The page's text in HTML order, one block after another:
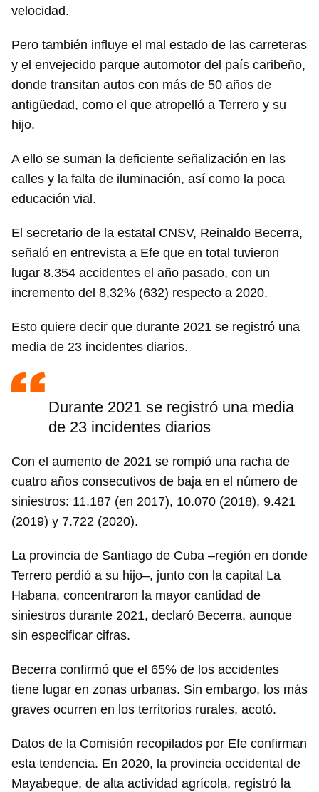
velocidad.
Pero también influye el mal estado de las carreteras
y el envejecido parque automotor del país caribeño,
donde transitan autos con más de 50 años de
antigüedad, como el que atropelló a Terrero y su
hijo.
A ello se suman la deficiente señalización en las
calles y la falta de iluminación, así como la poca
educación vial.
El secretario de la estatal CNSV, Reinaldo Becerra,
señaló en entrevista a Efe que en total tuvieron
lugar 8.354 accidentes el año pasado, con un
incremento del 8,32% (632) respecto a 2020.
Esto quiere decir que durante 2021 se registró una
media de 23 incidentes diarios.
Durante 2021 se registró una media
de 23 incidentes diarios
Con el aumento de 2021 se rompió una racha de
cuatro años consecutivos de baja en el número de
siniestros: 11.187 (en 2017), 10.070 (2018), 9.421
(2019) y 7.722 (2020).
La provincia de Santiago de Cuba –región en donde
Terrero perdió a su hijo–, junto con la capital La
Habana, concentraron la mayor cantidad de
siniestros durante 2021, declaró Becerra, aunque
sin especificar cifras.
Becerra confirmó que el 65% de los accidentes
tiene lugar en zonas urbanas. Sin embargo, los más
graves ocurren en los territorios rurales, acotó.
Datos de la Comisión recopilados por Efe confirman
esta tendencia. En 2020, la provincia occidental de
Mayabeque, de alta actividad agrícola, registró la